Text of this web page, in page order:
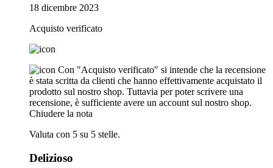
18 dicembre 2023
Acquisto verificato
Con "Acquisto verificato" si intende che la recensione
è stata scritta da clienti che hanno effettivamente acquistato il
prodotto sul nostro shop. Tuttavia per poter scrivere una
recensione, è sufficiente avere un account sul nostro shop.
Chiudere la nota
Valuta con 5 su 5 stelle.
Delizioso